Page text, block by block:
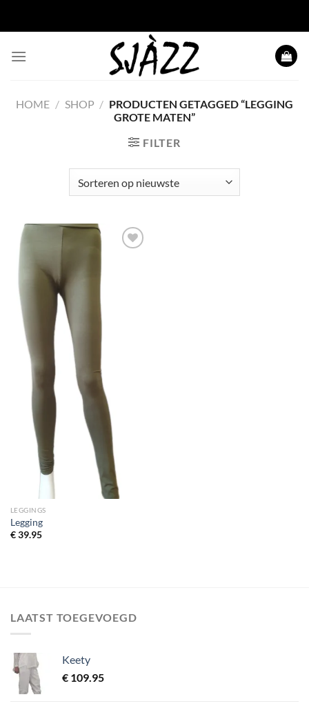
HOME / SHOP / PRODUCTEN GETAGGED “LEGGING
GROTE MATEN”
FILTER
LEGGINGS
Legging
€39.95
LAATST TOEGEVOEGD
Keety
€ 109.95